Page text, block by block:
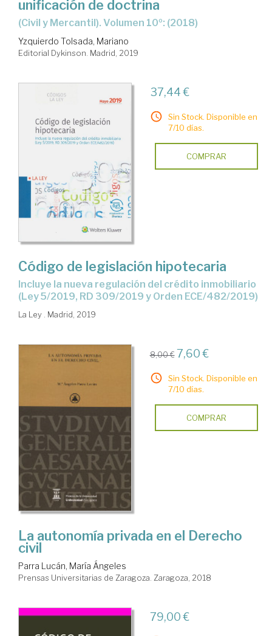
unificación de doctrina
(Civil y Mercantil). Volumen 10º: (2018)
Yzquierdo Tolsada, Mariano
Editorial Dykinson. Madrid, 2019
37,44 €
Sin Stock. Disponible en
7/10 días.
COMPRAR
Código de legislación hipotecaria
(Ley 5/2019, RD 309/2019 y Orden ECE/482/2019)
La Ley . Madrid, 2019
8,00 € 7,60 €
Sin Stock. Disponible en
7/10 días.
COMPRAR
La autonomía privada en el Derecho
civil
Parra Lucán, María Ángeles
Prensas Universitarias de Zaragoza. Zaragoza, 2018
79,00 €